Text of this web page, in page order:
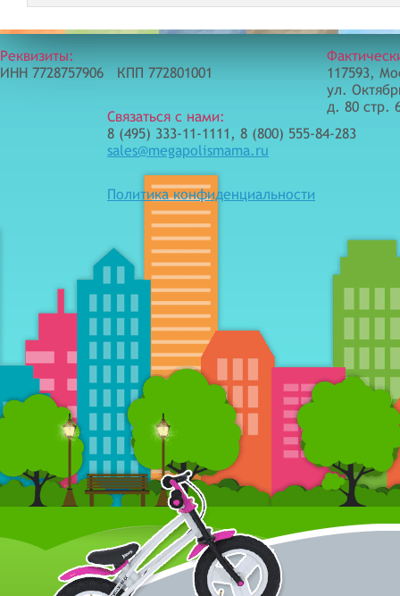
Реквизиты:
ИНН 7728757906 КПП 772801001
Связаться с нами:
8 (495) 333-11-1111, 8 (800) 555-84-283
sales@megapolismama.ru
Политика конфиденциальности
117593,
ул.
д. 80 стр.